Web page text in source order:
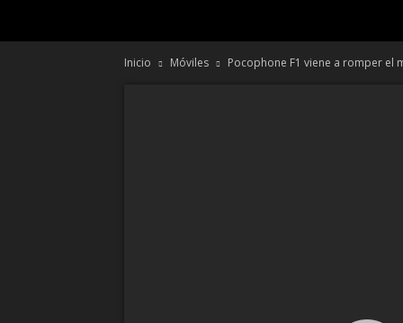
Inicio Móviles Pocophone F1 viene a romper el